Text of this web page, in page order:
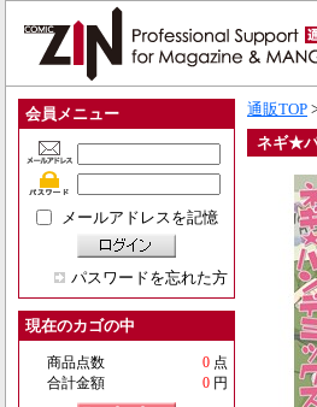
会員メニュー
メールアドレスを記憶
パスワードを忘れた方
現在のカゴの中
商品点数 0 点
合計金額
0 円
通販TOP
ネギ★